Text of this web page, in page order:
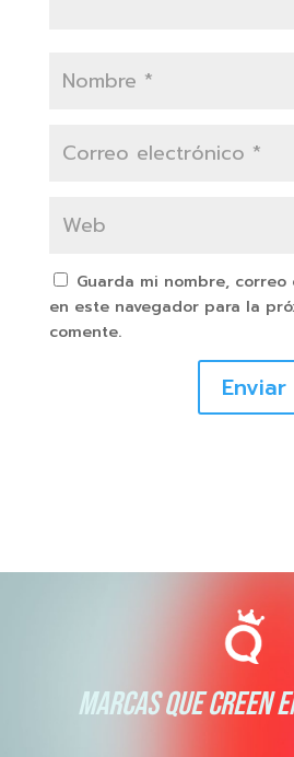
Guarda mi nombre,
en este navegador para la
comente.
MARCAS QUE CREEN